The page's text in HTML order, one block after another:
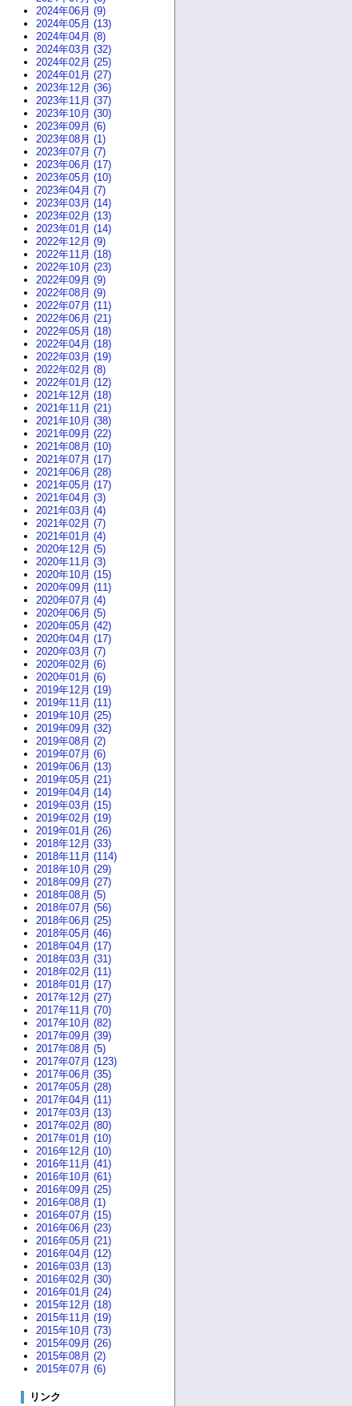
2024年06月 (9)
2024年05月 (13)
2024年04月 (8)
2024年03月 (32)
2024年02月 (25)
2024年01月 (27)
2023年12月 (36)
2023年11月 (37)
2023年10月 (30)
2023年09月 (6)
2023年08月 (1)
2023年07月 (7)
2023年06月 (17)
2023年05月 (10)
2023年04月 (7)
2023年03月 (14)
2023年02月 (13)
2023年01月 (14)
2022年12月 (9)
2022年11月 (18)
2022年10月 (23)
2022年09月 (9)
2022年08月 (9)
2022年07月 (11)
2022年06月 (21)
2022年05月 (18)
2022年04月 (18)
2022年03月 (19)
2022年02月 (8)
2022年01月 (12)
2021年12月 (18)
2021年11月 (21)
2021年10月 (38)
2021年09月 (22)
2021年08月 (10)
2021年07月 (17)
2021年06月 (28)
2021年05月 (17)
2021年04月 (3)
2021年03月 (4)
2021年02月 (7)
2021年01月 (4)
2020年12月 (5)
2020年11月 (3)
2020年10月 (15)
2020年09月 (11)
2020年07月 (4)
2020年06月 (5)
2020年05月 (42)
2020年04月 (17)
2020年03月 (7)
2020年02月 (6)
2020年01月 (6)
2019年12月 (19)
2019年11月 (11)
2019年10月 (25)
2019年09月 (32)
2019年08月 (2)
2019年07月 (6)
2019年06月 (13)
2019年05月 (21)
2019年04月 (14)
2019年03月 (15)
2019年02月 (19)
2019年01月 (26)
2018年12月 (33)
2018年11月 (114)
2018年10月 (29)
2018年09月 (27)
2018年08月 (5)
2018年07月 (56)
2018年06月 (25)
2018年05月 (46)
2018年04月 (17)
2018年03月 (31)
2018年02月 (11)
2018年01月 (17)
2017年12月 (27)
2017年11月 (70)
2017年10月 (82)
2017年09月 (39)
2017年08月 (5)
2017年07月 (123)
2017年06月 (35)
2017年05月 (28)
2017年04月 (11)
2017年03月 (13)
2017年02月 (80)
2017年01月 (10)
2016年12月 (10)
2016年11月 (41)
2016年10月 (61)
2016年09月 (25)
2016年08月 (1)
2016年07月 (15)
2016年06月 (23)
2016年05月 (21)
2016年04月 (12)
2016年03月 (13)
2016年02月 (30)
2016年01月 (24)
2015年12月 (18)
2015年11月 (19)
2015年10月 (73)
2015年09月 (26)
2015年08月 (2)
2015年07月 (6)
リンク